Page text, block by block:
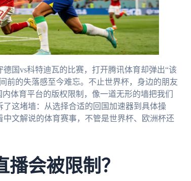
国vs科特迪瓦的比赛，打开腾讯体育却弹出“该
前的失落感至今难忘。不止世界杯，身边的朋友
体育平台的版权限制，像一道无形的墙把我们
这堵墙：从选择合适的回国加速器到具体操
文解说的体育赛事，不管是世界杯、欧洲杯还
会被限制？